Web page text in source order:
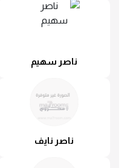
ناصر سهيم
ناصر نايف